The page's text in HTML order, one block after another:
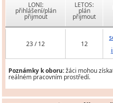
LONI:
přihlášení/plán
přijmout
LETOS:
plán
přijmout
23 / 12 12
Poznámky k oboru:žáci mohou
reálném pracovním prostředí.